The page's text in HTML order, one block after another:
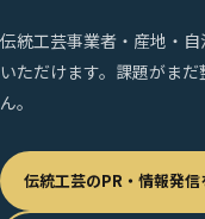
伝統工芸事業者・産地・
いただけます。課題がま
ん。
伝統工芸のPR・情報発信